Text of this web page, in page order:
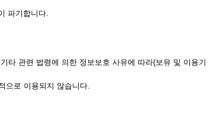
파기합니다.
타 관련 법령에 의한 정보보호 사유에 따라(보유 및 이용기
으로 이용되지 않습니다.